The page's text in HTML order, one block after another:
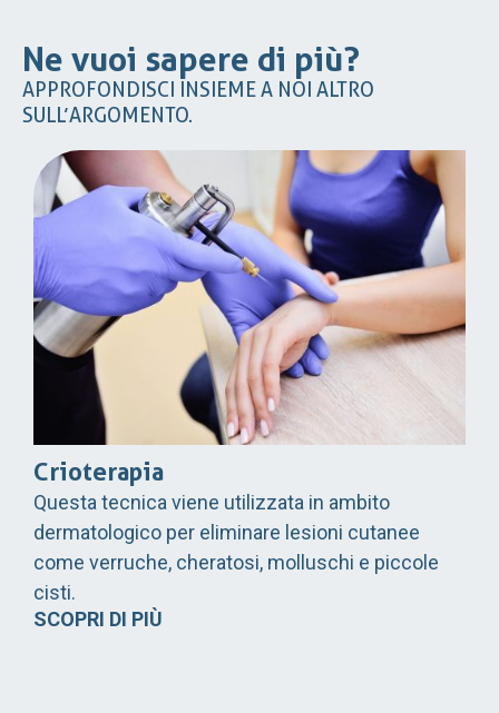
Ne vuoi sapere di più?
APPROFONDISCI INSIEME A NOI ALTRO
SULL’ARGOMENTO.
Crioterapia
Questa tecnica viene utilizzata in ambito
dermatologico per eliminare lesioni cutanee
come verruche, cheratosi, molluschi e piccole
cisti.
SCOPRI DI PIÙ